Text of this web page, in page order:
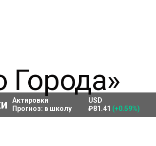
Актировки
Прогноз: в школу
USD
₽81.41 (+0.59%)